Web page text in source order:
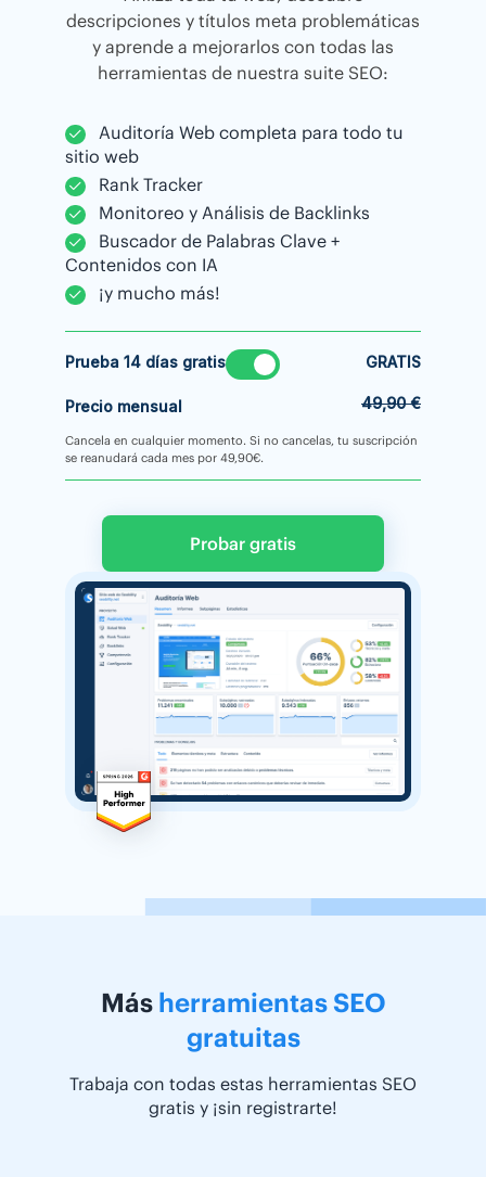
descripciones y títulos meta problemáticas
y aprende a mejorarlos con todas las
herramientas de nuestra suite SEO:
Auditoría Web completa para todo tu
sitio web
Rank Tracker
Monitoreo y Análisis de Backlinks
Buscador de Palabras Clave +
Contenidos con IA
¡y mucho más!
Prueba 14 días gratis GRATIS
Precio mensual 49,90 €
Cancela en cualquier momento. Si no cancelas, tu suscripción
se reanudará cada mes por 49,90€.
Probar gratis
Más herramientas SEO
gratuitas
Trabaja con todas estas herramientas SEO
gratis y ¡sin registrarte!